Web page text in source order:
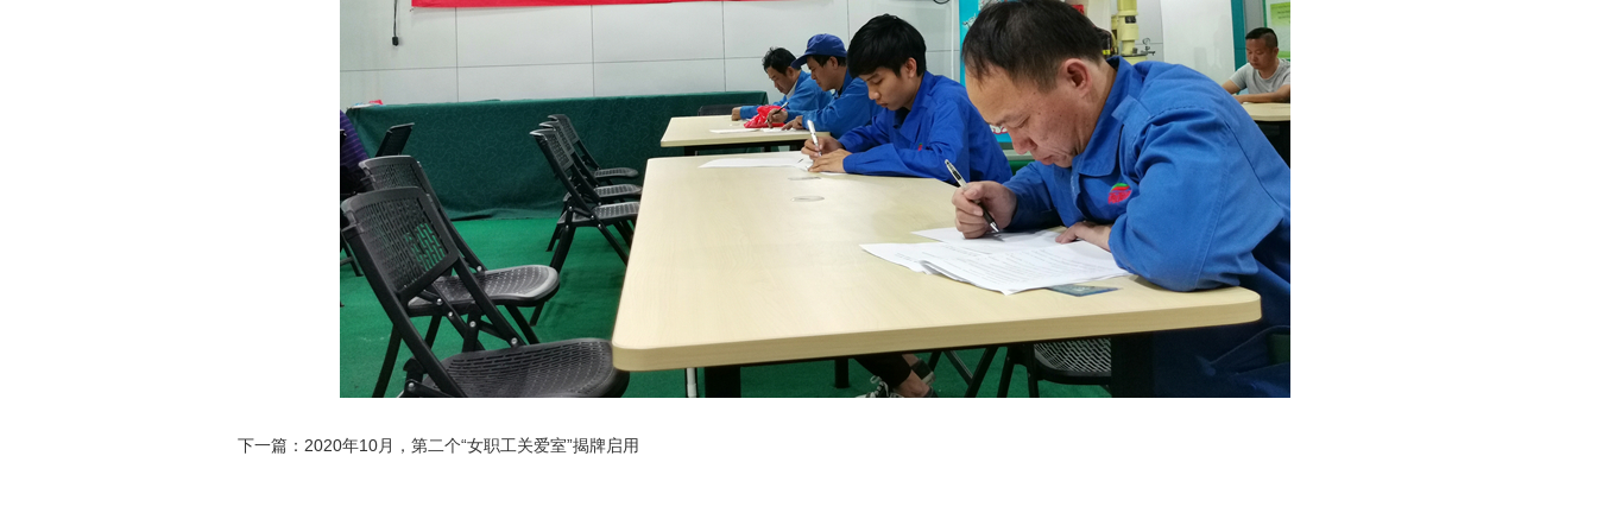
下一篇：2020年10月，第二个“女职工关爱室”揭牌启用